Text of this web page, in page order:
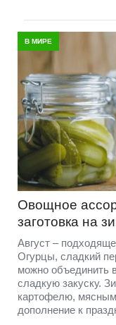
В МИРЕ
Овощное
заготовка на
Август –
Огурцы, сладкий
можно объединить
сладкую закуску.
картофелю,
дополнение к